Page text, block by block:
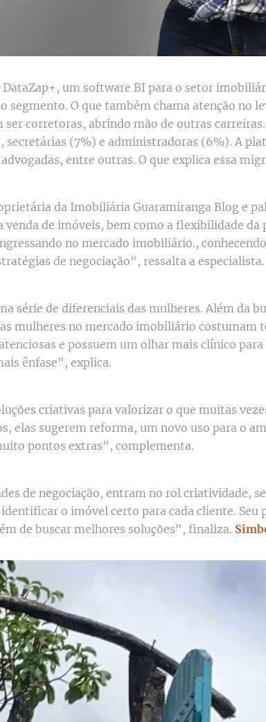
DataZap+, um software BI para o setor
segmento. O que também chama atenção no
ser corretoras, abrindo mão de outras
secretárias (7%) e administradoras (6%). A
entre outras. O que explica essa
da Imobiliária Guaramiranga Blog e
de imóveis, bem como a flexibilidade da
no mercado imobiliário.,
de negociação", ressalta a especialista.
série de diferenciais das mulheres. Além da
mulheres no mercado imobiliário costumam
e possuem um olhar mais clínico
ênfase", explica.
criativas para valorizar o que muitas
elas sugerem reforma, um novo uso para o
pontos extras", complementa.
de negociação, entram no rol criatividade,
o imóvel certo para cada cliente. Seu
de buscar melhores soluções", finaliza.